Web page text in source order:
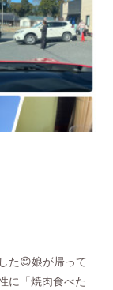
た😊娘が帰って
に「焼肉食べた